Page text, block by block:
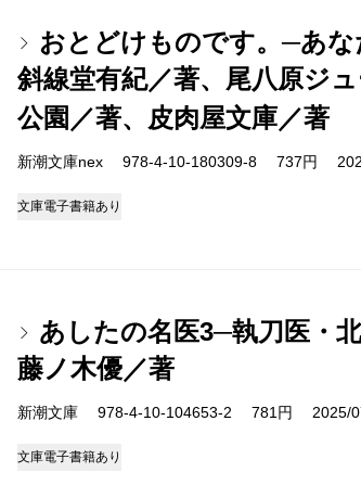
おとどけものです。─あ
斜線堂有紀／著、尾八原ジ
公園／著、皮肉屋文庫／著
新潮文庫nex 978-4-10-180309-8 737円
文庫電子書籍あり
あしたの名医3─執刀医・
藤ノ木優／著
新潮文庫 978-4-10-104653-2 781円 2025/
文庫電子書籍あり